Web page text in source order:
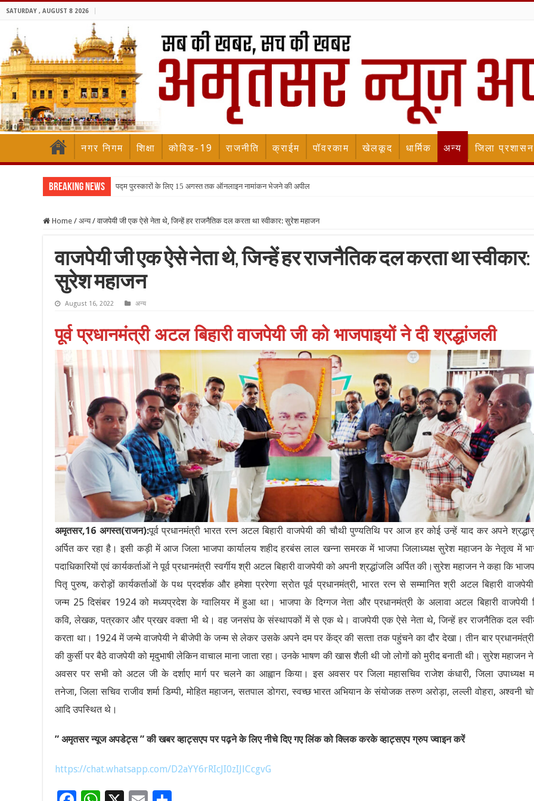
SATURDAY , AUGUST 8 2026
नगर निगम शिक्षा कोविड-19 राजनीति क्राईम पॉवरकाम खेलकूद धार्मिक अन्य जिला प्रशासन
Breaking News पद्म पुरस्कारों के लिए 15 अगस्त तक ऑनलाइन नामांकन भेजने की अपील
Home / अन्य / वाजपेयी जी एक ऐसे नेता थे, जिन्हें हर राजनैतिक दल करता था स्वीकार: सुरेश महाजन
वाजपेयी जी एक ऐसे नेता थे, जिन्हें हर राजनैतिक दल करता था स्वीकार:
सुरेश महाजन
August 16, 2022 अन्य
पूर्व प्रधानमंत्री अटल बिहारी वाजपेयी जी को भाजपाइयों ने दी श्रद्धांजली
अमृतसर,16 अगस्त(राजन):पूर्व प्रधानमंत्री भारत रत्न अटल बिहारी वाजपेयी की चौथी पुण्यतिथि पर आज हर कोई उन्हें याद कर अपने
अर्पित कर रहा है। इसी कड़ी में आज जिला भाजपा कार्यालय शहीद हरबंस लाल खन्ना समरक में भाजपा जिलाध्यक्ष सुरेश महाजन के नेतृत्व में
पदाधिकारियों एवं कार्यकर्ताओं ने पूर्व प्रधानमंत्री स्वर्गीय श्री अटल बिहारी वाजपेयी को अपनी श्रद्धांजलि अर्पित की।सुरेश महाजन ने कहा कि
पितृ पुरुष, करोड़ों कार्यकर्ताओं के पथ प्रदर्शक और हमेशा प्ररेणा स्रोत पूर्व प्रधानमंत्री, भारत रत्न से सम्मानित श्री अटल बिहारी
जन्म 25 दिसंबर 1924 को मध्यप्रदेश के ग्वालियर में हुआ था। भाजपा के दिग्गज नेता और प्रधानमंत्री के अलावा अटल बिहारी वाजपेयी
कवि, लेखक, पत्रकार और प्रखर वक्ता भी थे। वह जनसंघ के संस्थापकों में से एक थे। वाजपेयी एक ऐसे नेता थे, जिन्हें हर राजनैतिक दल
करता था। 1924 में जन्‍मे वाजपेयी ने बीजेपी के जन्‍म से लेकर उसके अपने दम पर केंद्र की सत्‍ता तक पहुंचने का दौर देखा। तीन बार
की कुर्सी पर बैठे वाजपेयी को मृदुभाषी लेकिन वाचाल माना जाता रहा। उनके भाषण की खास शैली थी जो लोगों को मुरीद बनाती थी। सुरेश महाजन
अवसर पर सभी को अटल जी के दर्शाए मार्ग पर चलने का आह्वान किया। इस अवसर पर जिला महासचिव राजेश कंधारी, जिला उपाध्यक्ष
तनेजा, जिला सचिव राजीव शर्मा डिम्पी, मोहित महाजन, सतपाल डोगरा, स्वच्छ भारत अभियान के संयोजक तरुण अरोड़ा, लल्ली वोहरा, अश्वनी
आदि उपस्थित थे।
” अमृतसर न्यूज अपडेट्स ” की खबर व्हाट्सएप पर पढ़ने के लिए नीचे दिए गए लिंक को क्लिक करके व्हाट्सएप ग्रुप ज्वाइन करें
https://chat.whatsapp.com/D2aYY6rRIcJI0zIJlCcgvG